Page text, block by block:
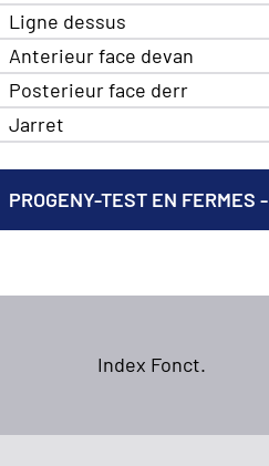
Ligne dessus
Anterieur face devan
Posterieur face derr
Jarret
PROGENY-TEST EN FERMES -
Index Fonct.